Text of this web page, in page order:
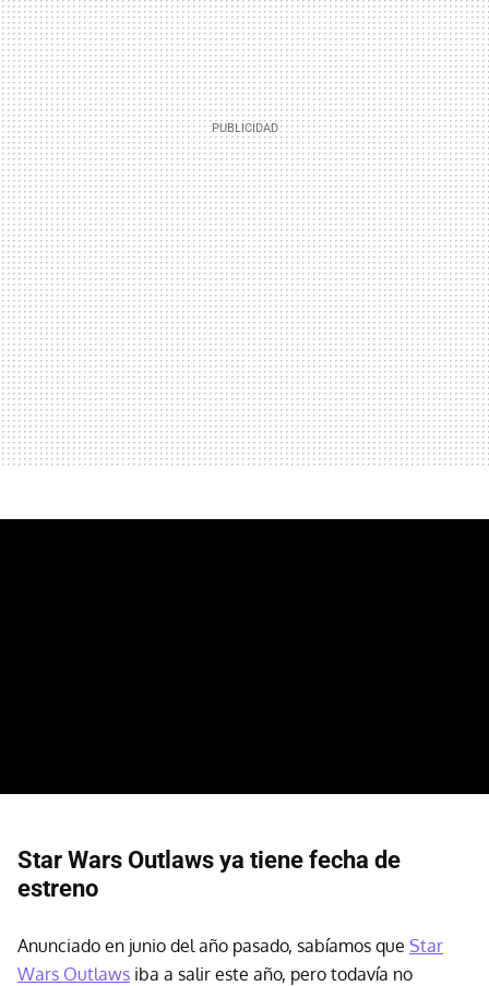
Star Wars Outlaws ya tiene fecha de
estreno
Anunciado en junio del año pasado, sabíamos que Star
Wars Outlaws iba a salir este año, pero todavía no